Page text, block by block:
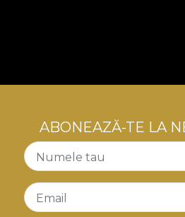
ABONEAZĂ-TE LA
Numele tau
Email